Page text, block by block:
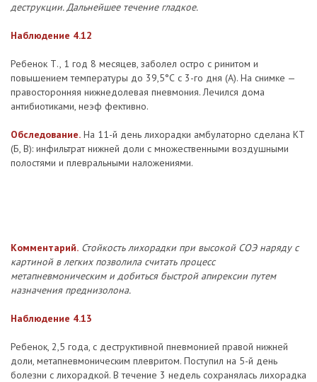
деструкции. Дальнейшее течение гладкое.
Наблюдение 4.12
Ребенок Т., 1 год 8 месяцев, заболел остро с ринитом и
повышением температуры до 39,5°С с 3-го дня (А). На снимке —
правосторонняя нижнедолевая пневмония. Лечился дома
антибиотиками, неэф фективно.
Обследование. На 11-й день лихорадки амбулаторно сделана КТ
(Б, В): инфильтрат нижней доли с множественными воздушными
полостями и плевральными наложениями.
Комментарий. Стойкость лихорадки при высокой СОЭ наряду с
картиной в легких позволила считать процесс
метапневмоническим и добиться быстрой апирексии путем
назначения преднизолона.
Наблюдение 4.13
Ребенок, 2,5 года, с деструктивной пневмонией правой нижней
доли, метапневмоническим плевритом. Поступил на 5-й день
болезни с лихорадкой. В течение 3 недель сохранялась лихорадка